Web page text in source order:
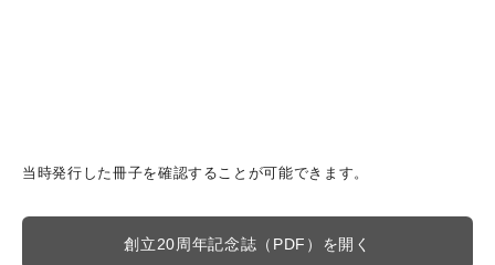
当時発行した冊子を確認することが可能できます。
創立20周年記念誌（PDF）を開く